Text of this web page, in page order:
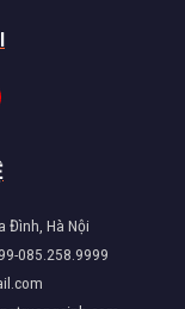
Đình, Hà Nội
085.258.9999